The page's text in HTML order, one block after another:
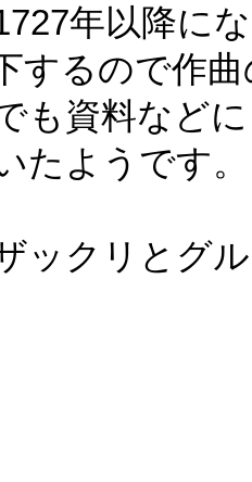
年以降に
するので作
も資料など
たようです。
ックリとグ